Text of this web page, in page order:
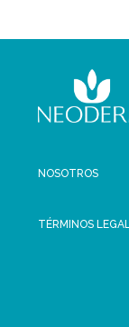
NOSOTROS
TÉRMINOS